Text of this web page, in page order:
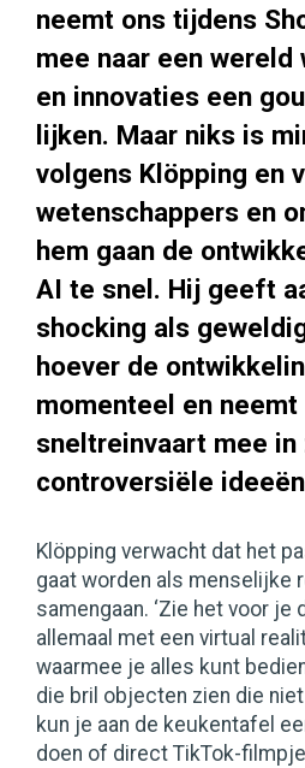
neemt ons tijdens
mee naar een wereld
en innovaties een
lijken. Maar niks is
volgens Klöpping en
wetenschappers en
hem gaan de
AI te snel. Hij geeft
shocking als
hoever de
momenteel en neemt
sneltreinvaart mee in
controversiële
Klöpping verwacht dat het
gaat worden als menselijke
samengaan. ‘Zie het voor
allemaal met een virtual
waarmee je alles kunt
die bril objecten zien die
kun je aan de keukentafel
doen of direct TikTok-